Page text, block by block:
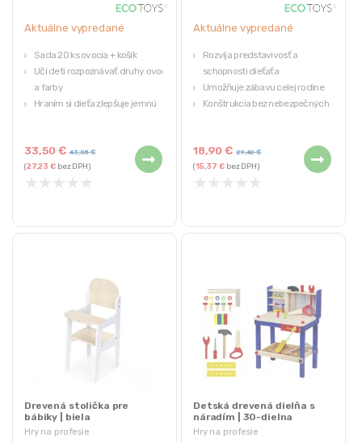
Aktuálne vypredané
Sada 20 ks ovocia + košík
Učí deti rozpoznávať druhy ovocia
a farby
Hraním si dieťa zlepšuje jemnú
Zelenina sa skladá z polovíc
spojených magnetom
Materiál: drevo
33,50€ 43,05€
(27,23€bez DPH)
★ ★ ★ ★ ★
Aktuálne vypredané
Rozvíja predstavivosť a
schopnosti dieťaťa
Umožňuje zábavu celej rodine
Konštrukcia bez nebezpečných
18,90€ 29,40€
(15,37€bez DPH)
★ ★ ★ ★ ★
Hry na profesie
Drevená stolička pre
bábiky | biela
Hry na profesie
Detská drevená dielňa s
náradím | 30-dielna